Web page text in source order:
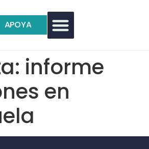
APOYA
informe
en